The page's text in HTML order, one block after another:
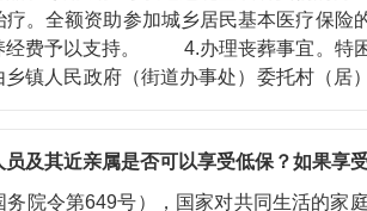
全额资助参加城乡居民基本医疗保险
经费予以支持。 4.办理丧葬事宜。特
镇人民政府（街道办事处）委托村（
事处）。咨询电话可从河南省各级民
及其近亲属是否可以享受低保？如果享
令第649号），国家对共同生活的家